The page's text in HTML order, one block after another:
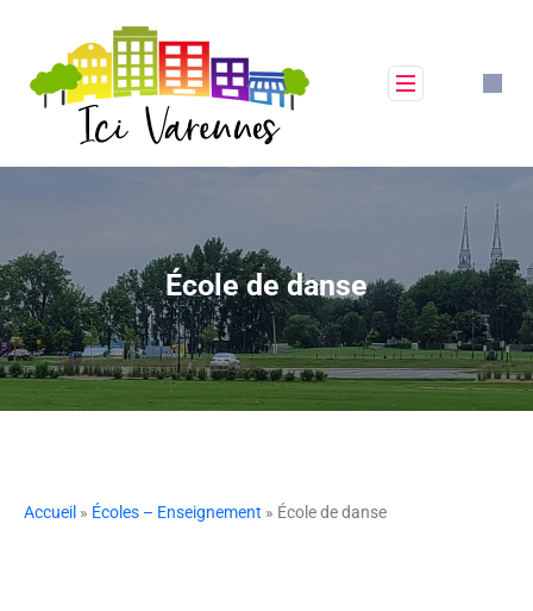
École de danse
Accueil » Écoles – Enseignement » École de danse